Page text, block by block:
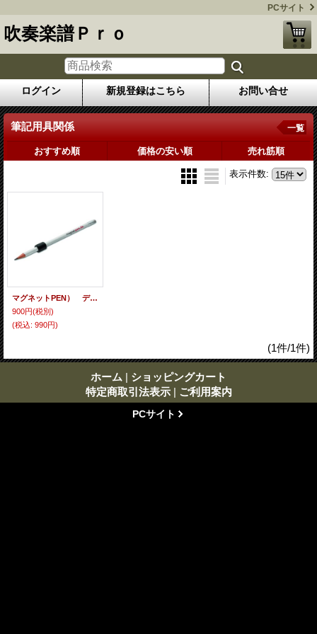
PCサイト
吹奏楽譜Ｐｒｏ
ログイン 新規登録はこちら お問い合せ
筆記用具関係 一覧
おすすめ順 価格の安い順 売れ筋順
表示件数:
マグネットPEN） デラックスSet【譜面台に鉛筆がピタッと付けれる！】【2026年3月価格改定】
900円(税別)
(税込: 990円)
(1件/1件)
ホーム | ショッピングカート
特定商取引法表示 | ご利用案内
PCサイト